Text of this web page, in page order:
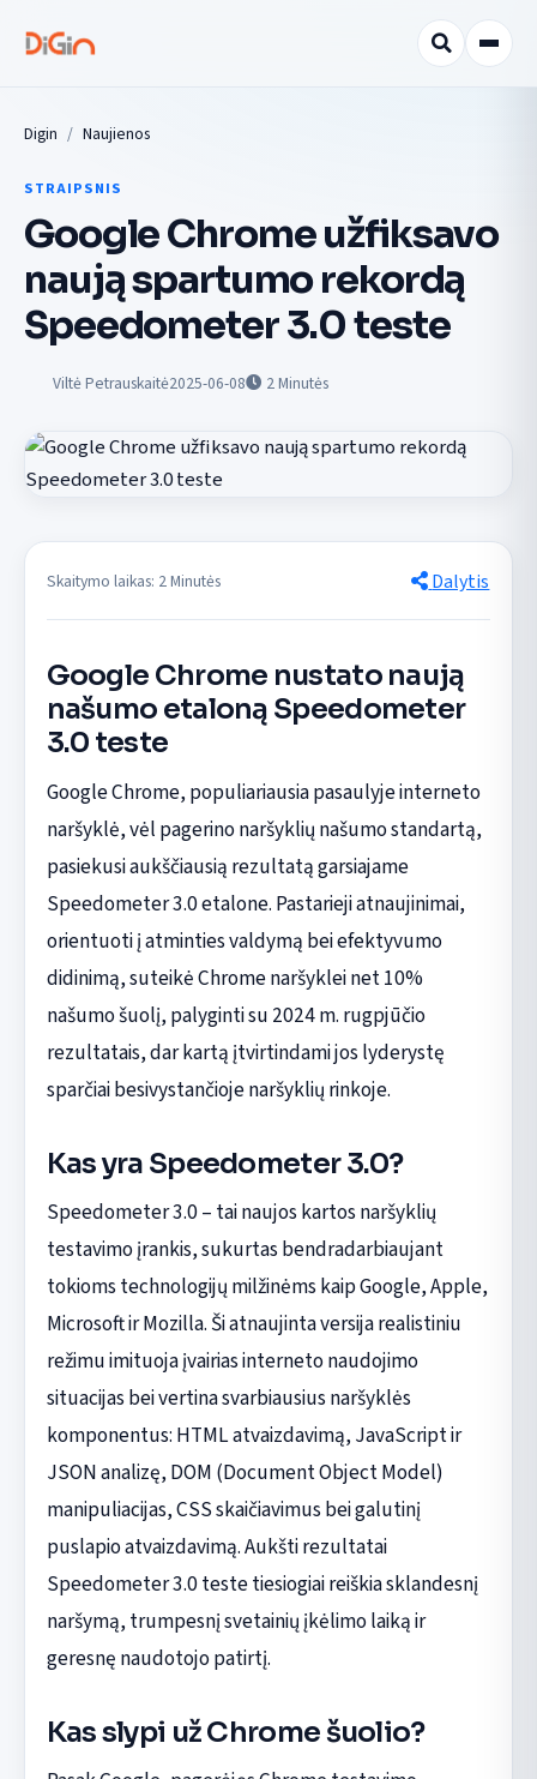
Digin Naujienos
STRAIPSNIS
Google Chrome užfiksavo
naują spartumo rekordą
Speedometer 3.0 teste
Viltė Petrauskaitė2025-06-08 2Minutės
Skaitymo laikas: 2 Minutės Dalytis
Google Chrome nustato naują
našumo etaloną Speedometer
3.0 teste
Google Chrome, populiariausia pasaulyje interneto
naršyklė, vėl pagerino naršyklių našumo standartą,
pasiekusi aukščiausią rezultatą garsiajame
Speedometer 3.0 etalone. Pastarieji atnaujinimai,
orientuoti į atminties valdymą bei efektyvumo
didinimą, suteikė Chrome naršyklei net 10%
našumo šuolį, palyginti su 2024 m. rugpjūčio
rezultatais, dar kartą įtvirtindami jos lyderystę
sparčiai besivystančioje naršyklių rinkoje.
Kas yra Speedometer 3.0?
Speedometer 3.0 – tai naujos kartos naršyklių
testavimo įrankis, sukurtas bendradarbiaujant
tokioms technologijų milžinėms kaip Google, Apple,
Microsoft ir Mozilla. Ši atnaujinta versija realistiniu
režimu imituoja įvairias interneto naudojimo
situacijas bei vertina svarbiausius naršyklės
komponentus: HTML atvaizdavimą, JavaScript ir
JSON analizę, DOM (Document Object Model)
manipuliacijas, CSS skaičiavimus bei galutinį
puslapio atvaizdavimą. Aukšti rezultatai
Speedometer 3.0 teste tiesiogiai reiškia sklandesnį
naršymą, trumpesnį svetainių įkėlimo laiką ir
geresnę naudotojo patirtį.
Kas slypi už Chrome šuolio?